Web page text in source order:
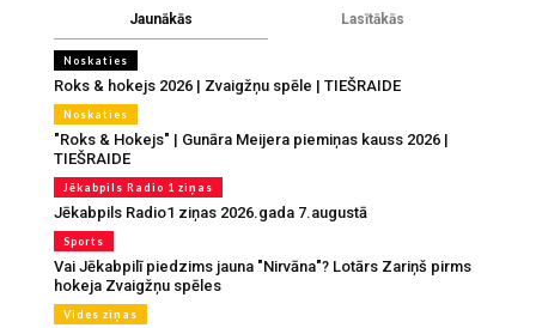
Jaunākās Lasītākās
Noskaties
Roks & hokejs 2026 | Zvaigžņu spēle | TIEŠRAIDE
Noskaties
"Roks & Hokejs" | Gunāra Meijera piemiņas kauss 2026 |
TIEŠRAIDE
Jēkabpils Radio 1 ziņas
Jēkabpils Radio1 ziņas 2026.gada 7.augustā
Sports
Vai Jēkabpilī piedzims jauna "Nirvāna"? Lotārs Zariņš pirms
hokeja Zvaigžņu spēles
Vides ziņas